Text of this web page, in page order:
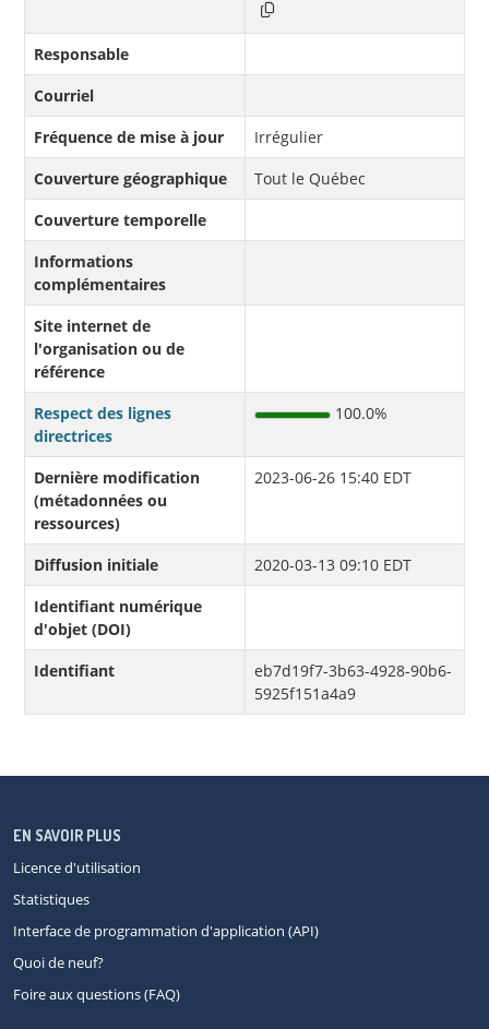
Responsable
Courriel
Fréquence de mise à jour
Irrégulier
Couverture géographique
Tout le Québec
Couverture temporelle
Informations
complémentaires
Site internet de
l'organisation ou de
référence
Respect des lignes
directrices
100.0%
Dernière modification
(métadonnées ou
ressources)
2023-06-26 15:40 EDT
Diffusion initiale
2020-03-13 09:10 EDT
Identifiant numérique
d'objet (DOI)
Identifiant
eb7d19f7-3b63-4928-90b6-
5925f151a4a9
EN SAVOIR PLUS
Licence d'utilisation
Statistiques
Interface de programmation d'application (API)
Quoi de neuf?
Foire aux questions (FAQ)